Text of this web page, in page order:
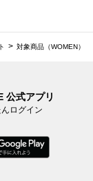
対象商品（WOMEN）
公式アプリ
ログイン